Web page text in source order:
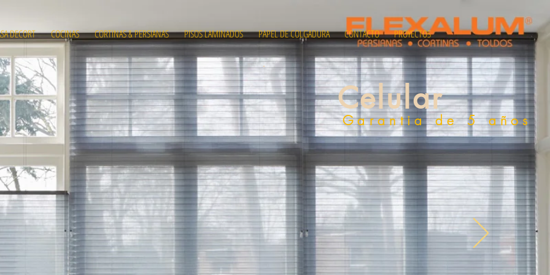
DECORT COCINAS CORTINAS & PERSIANAS PISOS LAMINADOS PAPEL DE COLGADURA CONTACTO PROYECTOS
Celular
Garantia de 5 años